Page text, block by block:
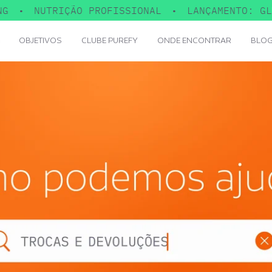
• NUTRIÇÃO PROFISSIONAL • LANÇAMENTO:
OBJETIVOS CLUBE PUREFY ONDE ENCONTRAR